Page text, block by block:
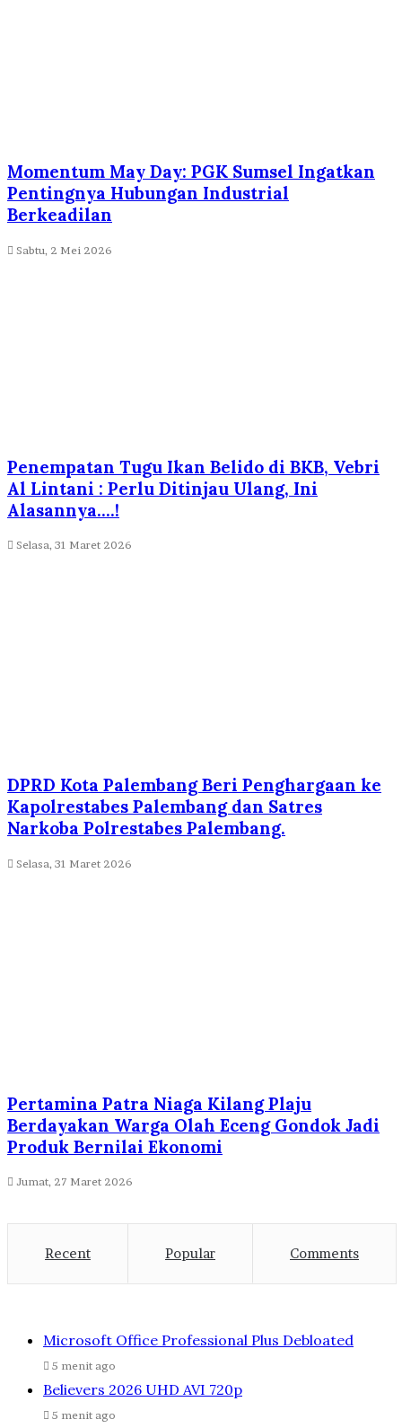
Momentum May Day: PGK Sumsel Ingatkan
Pentingnya Hubungan Industrial
Berkeadilan
Sabtu, 2 Mei 2026
Penempatan Tugu Ikan Belido di BKB, Vebri
Al Lintani : Perlu Ditinjau Ulang, Ini
Alasannya….!
Selasa, 31 Maret 2026
DPRD Kota Palembang Beri Penghargaan ke
Kapolrestabes Palembang dan Satres
Narkoba Polrestabes Palembang.
Selasa, 31 Maret 2026
Pertamina Patra Niaga Kilang Plaju
Berdayakan Warga Olah Eceng Gondok Jadi
Produk Bernilai Ekonomi
Jumat, 27 Maret 2026
Recent Popular Comments
Microsoft Office Professional Plus Debloated
5 menit ago
Believers 2026 UHD AVI 720p
5 menit ago